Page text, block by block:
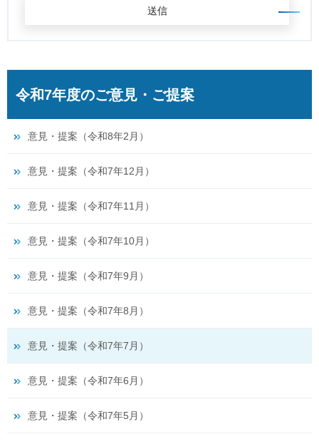
令和7年度のご意見・ご提案
意見・提案（令和8年2月）
意見・提案（令和7年12月）
意見・提案（令和7年11月）
意見・提案（令和7年10月）
意見・提案（令和7年9月）
意見・提案（令和7年8月）
意見・提案（令和7年7月）
意見・提案（令和7年6月）
意見・提案（令和7年5月）